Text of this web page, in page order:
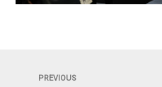
Previous
PREVIOUS